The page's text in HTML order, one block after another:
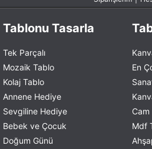
Tablonu Tasarla
Tek Parçalı
Mozaik Tablo
Kolaj Tablo
Annene Hediye
Sevgiline Hediye
Bebek ve Çocuk
Doğum Günü
En
Cam
Mdf